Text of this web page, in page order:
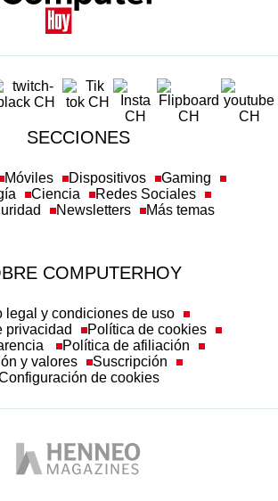
SECCIONES
Móviles Dispositivos
Gaming
Ciencia
Redes Sociales
Newsletters Más temas
COMPUTERHOY
legal y condiciones de uso
privacidad
Política de cookies
Política de afiliación
y valores
Suscripción
de cookies